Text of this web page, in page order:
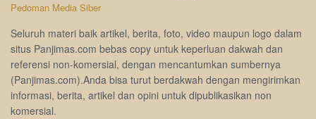
Pedoman Media Siber
Seluruh materi baik artikel, berita, foto, video maupun logo dalam
situs Panjimas.com bebas copy untuk keperluan dakwah dan
referensi non-komersial, dengan mencantumkan sumbernya
(Panjimas.com).Anda bisa turut berdakwah dengan mengirimkan
informasi, berita, artikel dan opini untuk dipublikasikan non
komersial.